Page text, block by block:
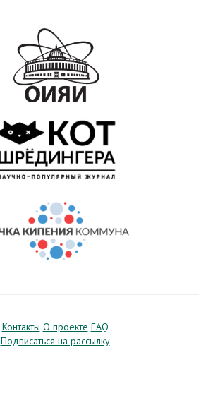
Контакты О проекте FAQ
Подписаться на рассылку